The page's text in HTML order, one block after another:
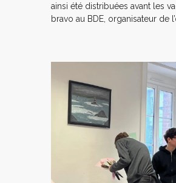
ainsi été distribuées avant les
bravo au BDE, organisateur de